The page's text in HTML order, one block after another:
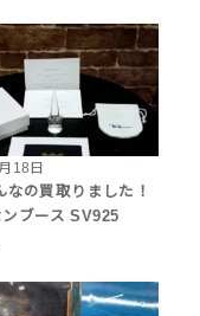
18日
なの買取りました！
ンブース SV925